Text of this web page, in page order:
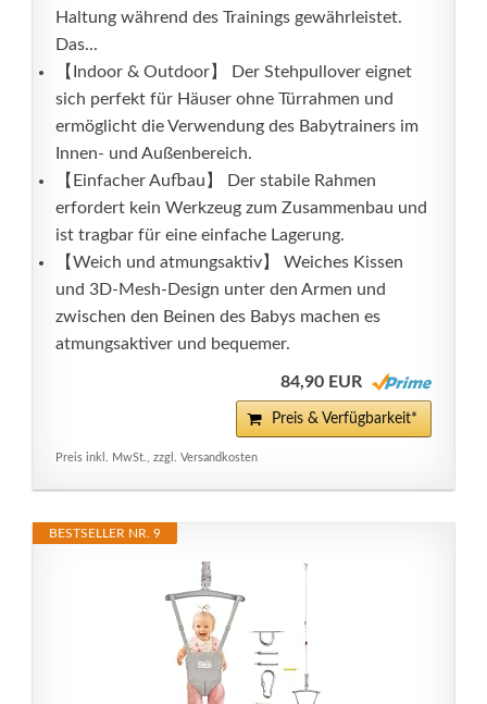
Haltung während des Trainings gewährleistet.
Das...
【Indoor & Outdoor】 Der Stehpullover eignet
sich perfekt für Häuser ohne Türrahmen und
ermöglicht die Verwendung des Babytrainers im
Innen- und Außenbereich.
【Einfacher Aufbau】 Der stabile Rahmen
erfordert kein Werkzeug zum Zusammenbau und
ist tragbar für eine einfache Lagerung.
【Weich und atmungsaktiv】 Weiches Kissen
und 3D-Mesh-Design unter den Armen und
zwischen den Beinen des Babys machen es
atmungsaktiver und bequemer.
84,90 EUR
Preis & Verfügbarkeit*
Preis inkl. MwSt., zzgl. Versandkosten
BESTSELLER NR. 9